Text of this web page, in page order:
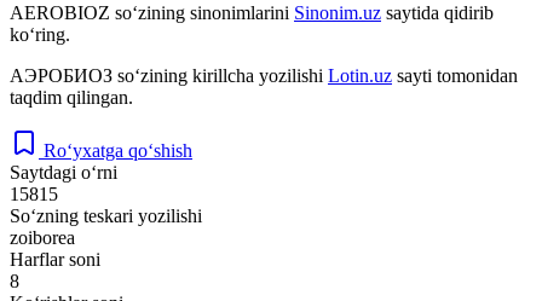
AEROBIOZ so‘zining sinonimlarini Sinonim.uz saytida qidirib
ko‘ring.
АЭРОБИОЗ so‘zining kirillcha yozilishi Lotin.uz sayti tomonidan
taqdim qilingan.
Ro‘yxatga qo‘shish
Saytdagi o‘rni
15815
So‘zning teskari yozilishi
zoiborea
Harflar soni
8